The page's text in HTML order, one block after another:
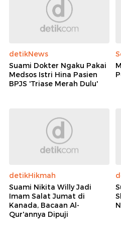
detikNews
Suami Dokter Ngaku Pakai
Medsos Istri Hina Pasien
BPJS 'Triase Merah Dulu'
detikHikmah
Suami Nikita Willy Jadi
Imam Salat Jumat di
Kanada, Bacaan Al-
Qur'annya Dipuji